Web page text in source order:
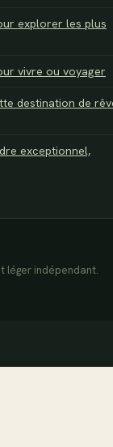
explorer les plus
vivre ou voyager
destination de
exceptionnel,
léger indépendant.